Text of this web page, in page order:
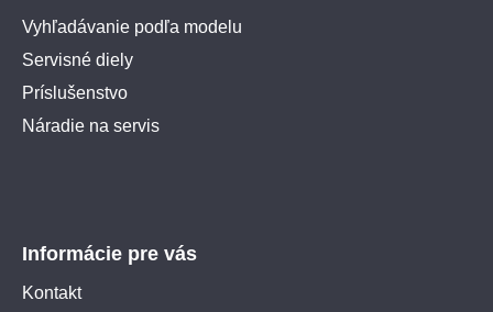
Vyhľadávanie podľa modelu
Servisné diely
Príslušenstvo
Náradie na servis
Informácie pre vás
Kontakt